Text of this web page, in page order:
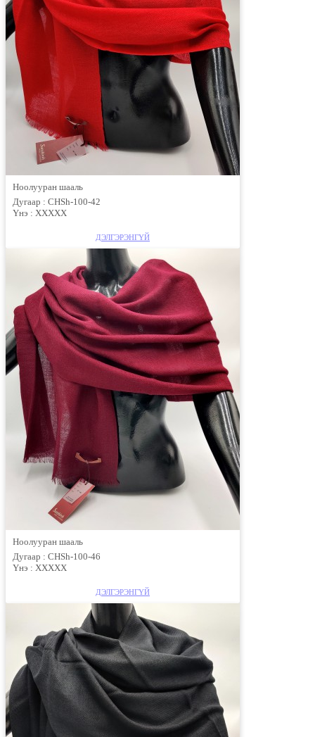
Ноолууран шааль
Дугаар : CHSh-100-42
Үнэ : XXXXX
ДЭЛГЭРЭНГҮЙ
Ноолууран шааль
Дугаар : CHSh-100-46
Үнэ : XXXXX
ДЭЛГЭРЭНГҮЙ